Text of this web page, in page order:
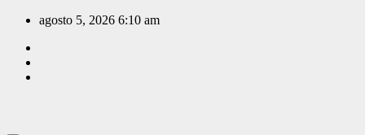
Saltar
contenido
agosto 5, 2026 6:10 am